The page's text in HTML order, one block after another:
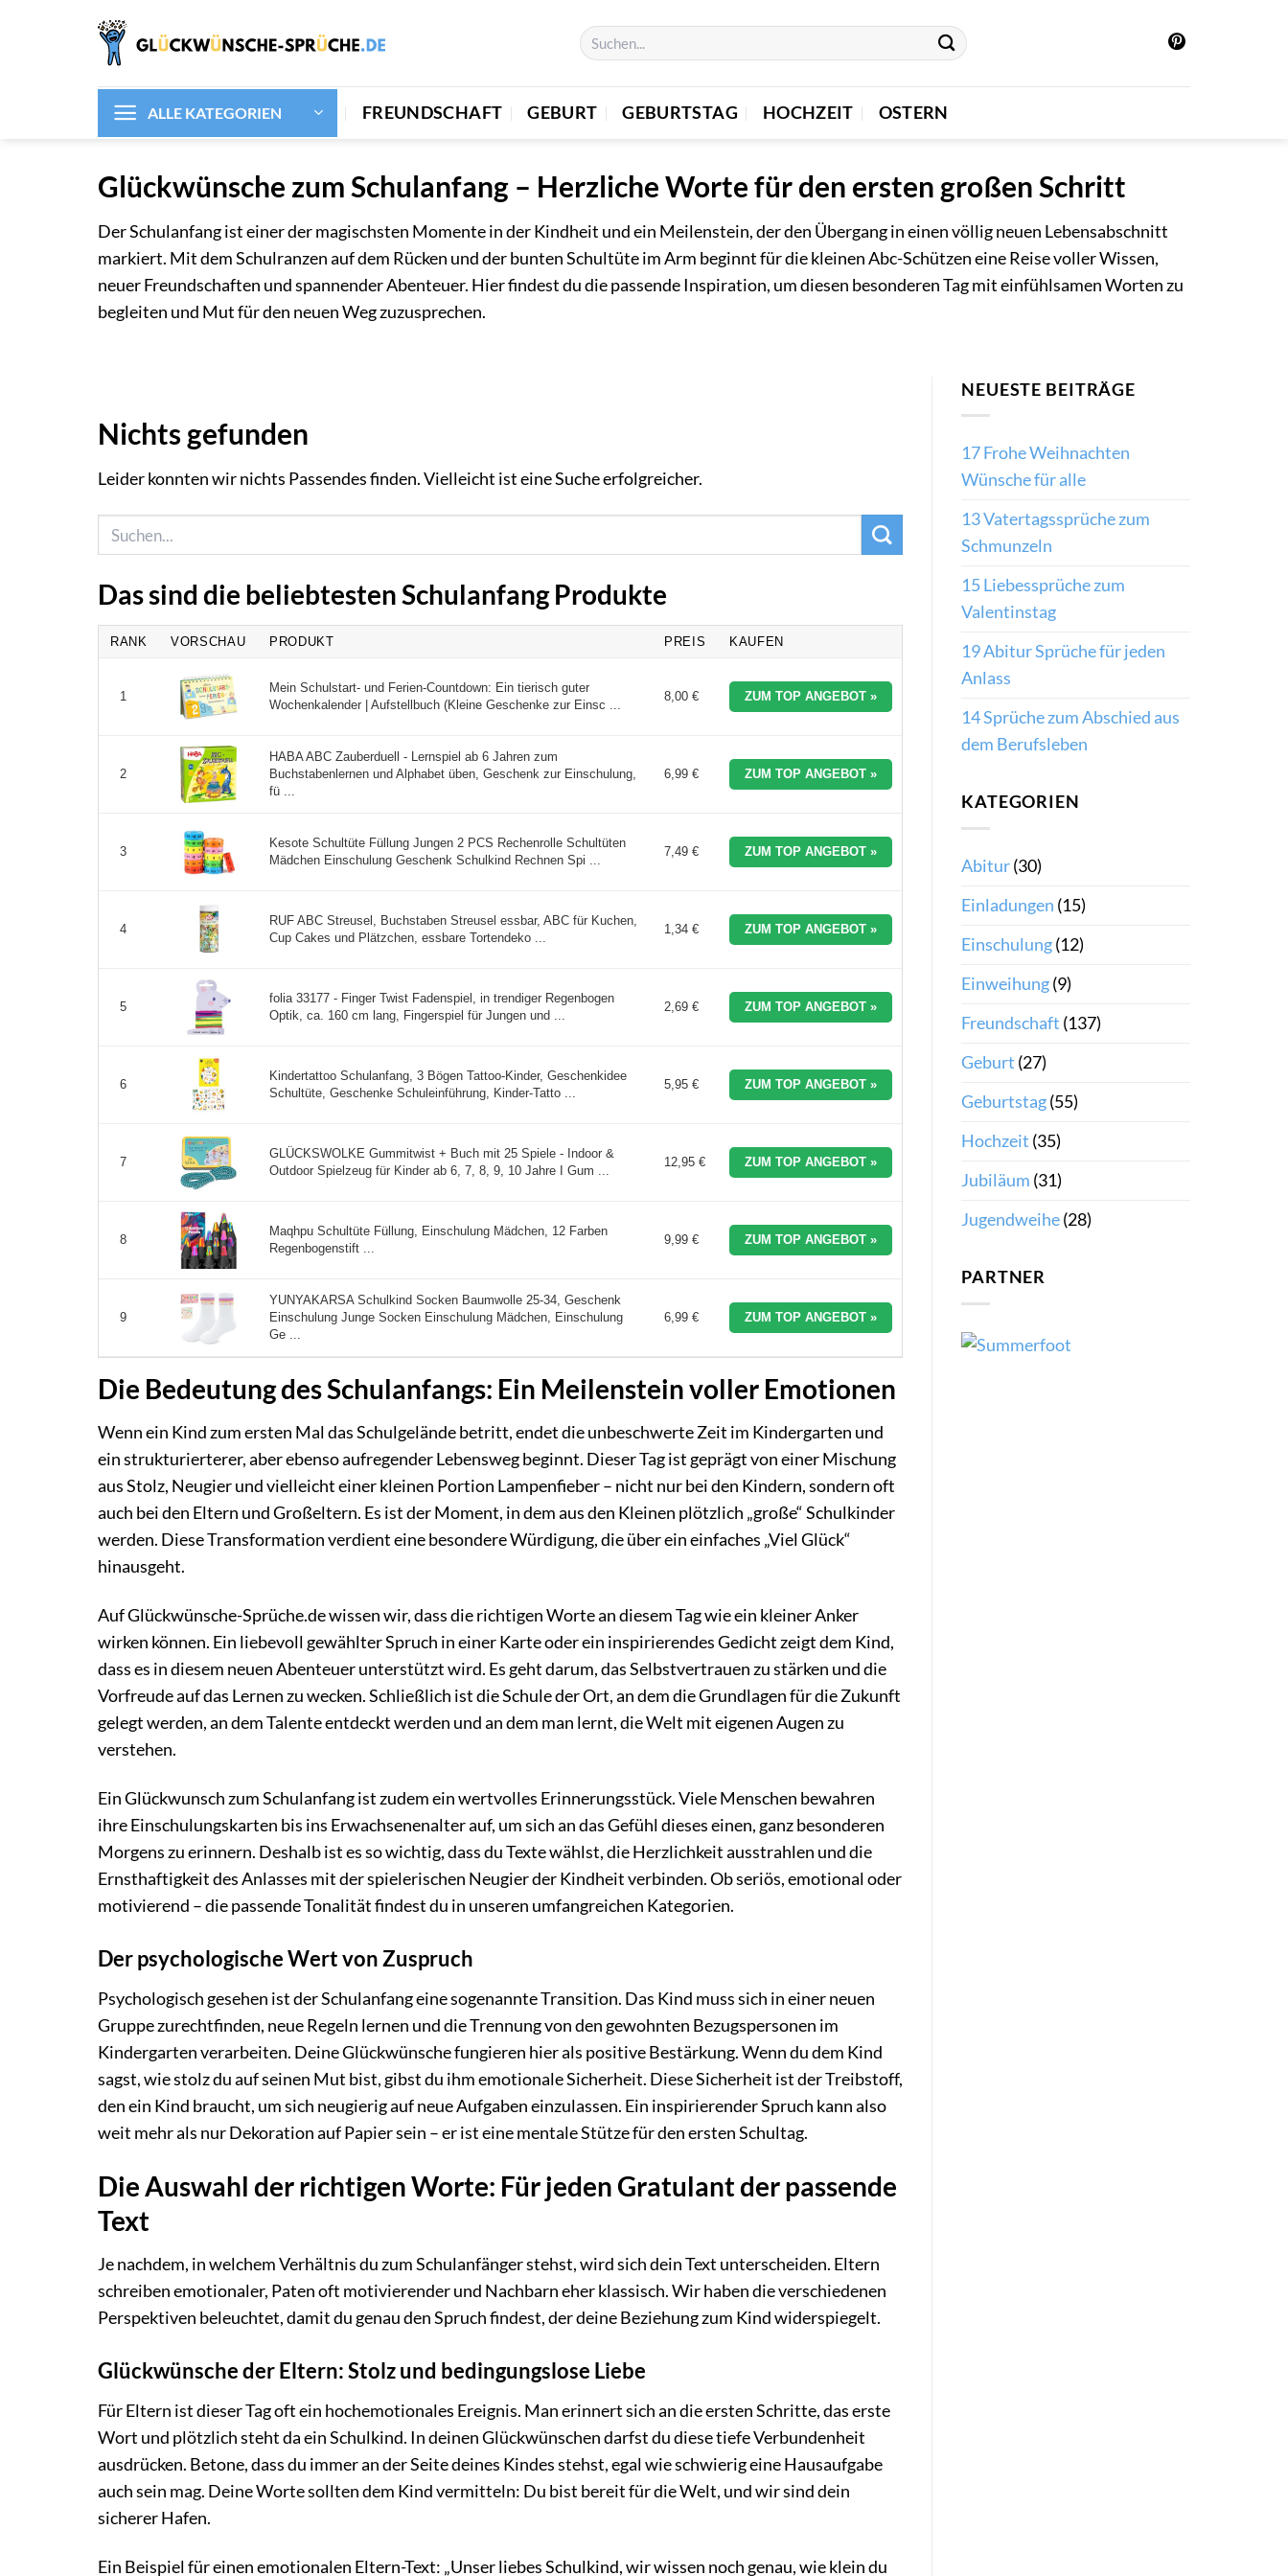
ALLE KATEGORIEN FREUNDSCHAFT GEBURT GEBURTSTAG HOCHZEIT OSTERN
Glückwünsche zum Schulanfang – Herzliche Worte für den ersten großen Schritt
Der Schulanfang ist einer der magischsten Momente in der Kindheit und ein Meilenstein, der den Übergang in einen völlig neuen Lebensabschnitt
markiert. Mit dem Schulranzen auf dem Rücken und der bunten Schultüte im Arm beginnt für die kleinen Abc-Schützen eine Reise voller Wissen,
neuer Freundschaften und spannender Abenteuer. Hier findest du die passende Inspiration, um diesen besonderen Tag mit einfühlsamen Worten zu
begleiten und Mut für den neuen Weg zuzusprechen.
Nichts gefunden
Leider konnten wir nichts Passendes finden. Vielleicht ist eine Suche erfolgreicher.
Das sind die beliebtesten Schulanfang Produkte
RANK VORSCHAU PRODUKT PREIS KAUFEN
1
Mein Schulstart- und Ferien-Countdown: Ein tierisch guter
Wochenkalender | Aufstellbuch (Kleine Geschenke zur Einsc ...
8,00 € ZUM TOP ANGEBOT »
2
HABA ABC Zauberduell - Lernspiel ab 6 Jahren zum
Buchstabenlernen und Alphabet üben, Geschenk zur Einschulung,
fü ...
6,99 € ZUM TOP ANGEBOT »
3
Kesote Schultüte Füllung Jungen 2 PCS Rechenrolle Schultüten
Mädchen Einschulung Geschenk Schulkind Rechnen Spi ...
7,49 € ZUM TOP ANGEBOT »
4
RUF ABC Streusel, Buchstaben Streusel essbar, ABC für Kuchen,
Cup Cakes und Plätzchen, essbare Tortendeko ...
1,34 € ZUM TOP ANGEBOT »
5
folia 33177 - Finger Twist Fadenspiel, in trendiger Regenbogen
Optik, ca. 160 cm lang, Fingerspiel für Jungen und ...
2,69 € ZUM TOP ANGEBOT »
6
Kindertattoo Schulanfang, 3 Bögen Tattoo-Kinder, Geschenkidee
Schultüte, Geschenke Schuleinführung, Kinder-Tatto ...
5,95 € ZUM TOP ANGEBOT »
7
GLÜCKSWOLKE Gummitwist + Buch mit 25 Spiele - Indoor &
Outdoor Spielzeug für Kinder ab 6, 7, 8, 9, 10 Jahre I Gum ...
12,95 € ZUM TOP ANGEBOT »
8
Maqhpu Schultüte Füllung, Einschulung Mädchen, 12 Farben
Regenbogenstift ...
9,99 € ZUM TOP ANGEBOT »
9
YUNYAKARSA Schulkind Socken Baumwolle 25-34, Geschenk
Einschulung Junge Socken Einschulung Mädchen, Einschulung
Ge ...
6,99 € ZUM TOP ANGEBOT »
Die Bedeutung des Schulanfangs: Ein Meilenstein voller Emotionen
Wenn ein Kind zum ersten Mal das Schulgelände betritt, endet die unbeschwerte Zeit im Kindergarten und
ein strukturierterer, aber ebenso aufregender Lebensweg beginnt. Dieser Tag ist geprägt von einer Mischung
aus Stolz, Neugier und vielleicht einer kleinen Portion Lampenfieber – nicht nur bei den Kindern, sondern oft
auch bei den Eltern und Großeltern. Es ist der Moment, in dem aus den Kleinen plötzlich „große“ Schulkinder
werden. Diese Transformation verdient eine besondere Würdigung, die über ein einfaches „Viel Glück“
hinausgeht.
Auf Glückwünsche-Sprüche.de wissen wir, dass die richtigen Worte an diesem Tag wie ein kleiner Anker
wirken können. Ein liebevoll gewählter Spruch in einer Karte oder ein inspirierendes Gedicht zeigt dem Kind,
dass es in diesem neuen Abenteuer unterstützt wird. Es geht darum, das Selbstvertrauen zu stärken und die
Vorfreude auf das Lernen zu wecken. Schließlich ist die Schule der Ort, an dem die Grundlagen für die Zukunft
gelegt werden, an dem Talente entdeckt werden und an dem man lernt, die Welt mit eigenen Augen zu
verstehen.
Ein Glückwunsch zum Schulanfang ist zudem ein wertvolles Erinnerungsstück. Viele Menschen bewahren
ihre Einschulungskarten bis ins Erwachsenenalter auf, um sich an das Gefühl dieses einen, ganz besonderen
Morgens zu erinnern. Deshalb ist es so wichtig, dass du Texte wählst, die Herzlichkeit ausstrahlen und die
Ernsthaftigkeit des Anlasses mit der spielerischen Neugier der Kindheit verbinden. Ob seriös, emotional oder
motivierend – die passende Tonalität findest du in unseren umfangreichen Kategorien.
Der psychologische Wert von Zuspruch
Psychologisch gesehen ist der Schulanfang eine sogenannte Transition. Das Kind muss sich in einer neuen
Gruppe zurechtfinden, neue Regeln lernen und die Trennung von den gewohnten Bezugspersonen im
Kindergarten verarbeiten. Deine Glückwünsche fungieren hier als positive Bestärkung. Wenn du dem Kind
sagst, wie stolz du auf seinen Mut bist, gibst du ihm emotionale Sicherheit. Diese Sicherheit ist der Treibstoff,
den ein Kind braucht, um sich neugierig auf neue Aufgaben einzulassen. Ein inspirierender Spruch kann also
weit mehr als nur Dekoration auf Papier sein – er ist eine mentale Stütze für den ersten Schultag.
Die Auswahl der richtigen Worte: Für jeden Gratulant der passende
Text
Je nachdem, in welchem Verhältnis du zum Schulanfänger stehst, wird sich dein Text unterscheiden. Eltern
schreiben emotionaler, Paten oft motivierender und Nachbarn eher klassisch. Wir haben die verschiedenen
Perspektiven beleuchtet, damit du genau den Spruch findest, der deine Beziehung zum Kind widerspiegelt.
Glückwünsche der Eltern: Stolz und bedingungslose Liebe
Für Eltern ist dieser Tag oft ein hochemotionales Ereignis. Man erinnert sich an die ersten Schritte, das erste
Wort und plötzlich steht da ein Schulkind. In deinen Glückwünschen darfst du diese tiefe Verbundenheit
ausdrücken. Betone, dass du immer an der Seite deines Kindes stehst, egal wie schwierig eine Hausaufgabe
auch sein mag. Deine Worte sollten dem Kind vermitteln: Du bist bereit für die Welt, und wir sind dein
sicherer Hafen.
Ein Beispiel für einen emotionalen Eltern-Text: „Unser liebes Schulkind, wir wissen noch genau, wie klein du
NEUESTE BEITRÄGE
17 Frohe Weihnachten
Wünsche für alle
13 Vatertagssprüche zum
Schmunzeln
15 Liebessprüche zum
Valentinstag
19 Abitur Sprüche für jeden
Anlass
14 Sprüche zum Abschied aus
dem Berufsleben
KATEGORIEN
Abitur(30)
Einladungen (15)
Einschulung(12)
Einweihung(9)
Freundschaft (137)
Geburt (27)
Geburtstag(55)
Hochzeit (35)
Jubiläum (31)
Jugendweihe(28)
PARTNER